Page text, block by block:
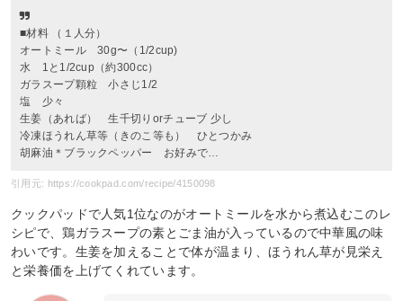
■材料 （１人分）
オートミール 30g〜（1/2cup)
水 1と1/2cup（約300cc）
ガラスープ顆粒 小さじ1/2
塩 少々
生姜（あれば） 生千切りorチューブ 少し
冷凍ほうれん草等（きのこ等も） ひとつかみ
胡麻油＊ブラックペッパー お好みで…
引用元: https://cookpad.com/recipe/4150098
クックパッドで人気1位なのがオートミールを水から煮込むこのレ
シピで、鶏ガラスープの素とごま油が入っているので中華風の味
わいです。生姜を加えることで体が温まり、ほうれん草が見栄え
と栄養価を上げてくれています。